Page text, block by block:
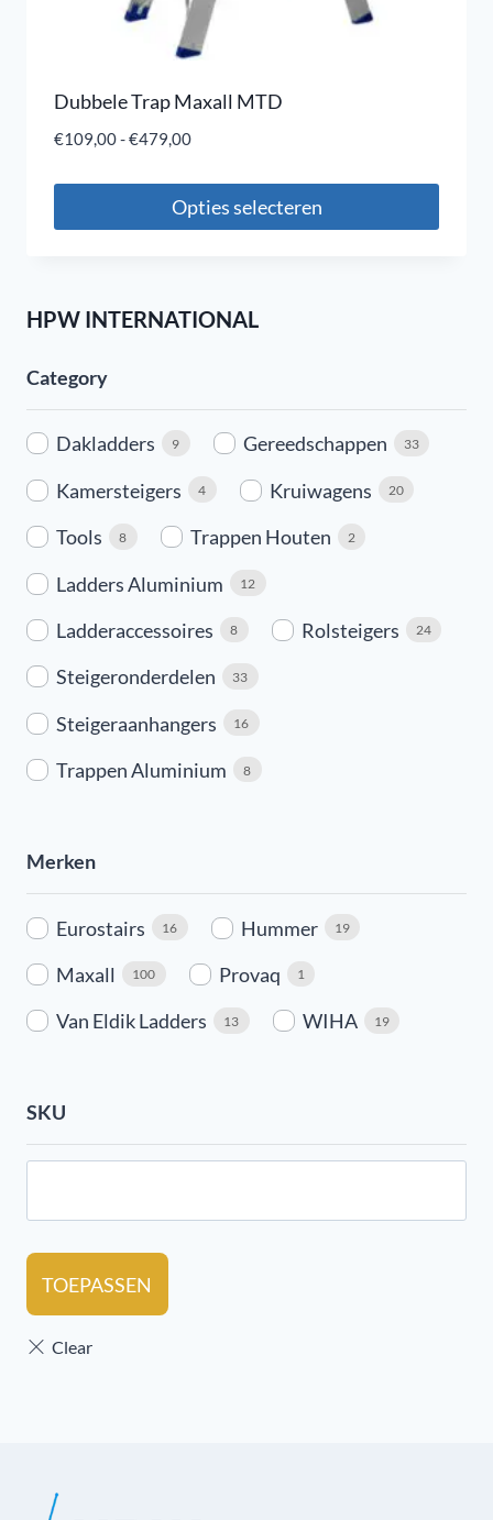
Dubbele Trap Maxall MTD
€109,00-€479,00
Opties selecteren
HPW INTERNATIONAL
Category
Dakladders 9 Gereedschappen 33
Kamersteigers 4 Kruiwagens 20
Tools 8 Trappen Houten 2
Ladders Aluminium 12
Ladderaccessoires 8 Rolsteigers 24
Steigeronderdelen 33
Steigeraanhangers 16
Trappen Aluminium 8
Merken
Eurostairs 16 Hummer 19
Maxall 100 Provaq 1
Van Eldik Ladders 13 WIHA 19
SKU
TOEPASSEN